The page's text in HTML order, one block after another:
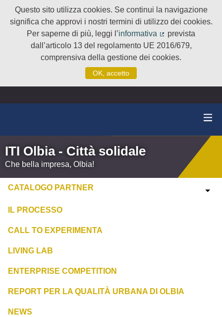
Questo sito utilizza cookies. Se continui la navigazione
significa che approvi i nostri termini di utilizzo dei cookies.
Per saperne di più, leggi l’informativa
(Collegamento
prevista
dall’articolo 13 del regolamento UE 2016/679,
comprensiva della gestione dei cookies.
OK, accetto
ITI Olbia - Città solidale
Che bella impresa, Olbia!
CATALOGO PARTNER
IL PROCESSO
CALL TO EXPERIMENTA
LIVING LAB
ENTERPRISE COMPETITION
REPORT PER LA QUALITÀ URBANA DI OLBIA
NEWS